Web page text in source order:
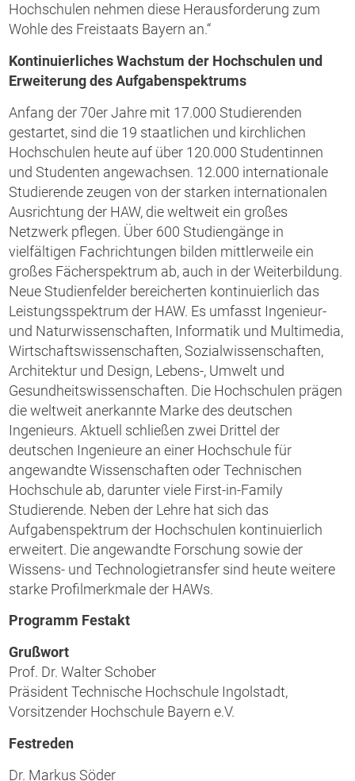
Hochschulen nehmen diese Herausforderung zum
Wohle des Freistaats Bayern an.“
Kontinuierliches Wachstum der Hochschulen und
Erweiterung des Aufgabenspektrums
Anfang der 70er Jahre mit 17.000 Studierenden
gestartet, sind die 19 staatlichen und kirchlichen
Hochschulen heute auf über 120.000 Studentinnen
und Studenten angewachsen. 12.000 internationale
Studierende zeugen von der starken internationalen
Ausrichtung der HAW, die weltweit ein großes
Netzwerk pflegen. Über 600 Studiengänge in
vielfältigen Fachrichtungen bilden mittlerweile ein
großes Fächerspektrum ab, auch in der Weiterbildung.
Neue Studienfelder bereicherten kontinuierlich das
Leistungsspektrum der HAW. Es umfasst Ingenieur-
und Naturwissenschaften, Informatik und Multimedia,
Wirtschaftswissenschaften, Sozialwissenschaften,
Architektur und Design, Lebens-, Umwelt und
Gesundheitswissenschaften. Die Hochschulen prägen
die weltweit anerkannte Marke des deutschen
Ingenieurs. Aktuell schließen zwei Drittel der
deutschen Ingenieure an einer Hochschule für
angewandte Wissenschaften oder Technischen
Hochschule ab, darunter viele First-in-Family
Studierende. Neben der Lehre hat sich das
Aufgabenspektrum der Hochschulen kontinuierlich
erweitert. Die angewandte Forschung sowie der
Wissens- und Technologietransfer sind heute weitere
starke Profilmerkmale der HAWs.
Programm Festakt
Grußwort
Prof. Dr. Walter Schober
Präsident Technische Hochschule Ingolstadt,
Vorsitzender Hochschule Bayern e.V.
Festreden
Dr. Markus Söder